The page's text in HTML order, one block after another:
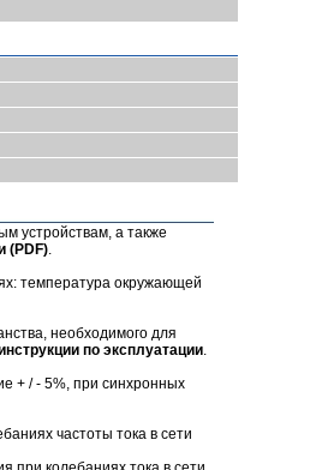
устройствам, а также
(РDF).
температура окружающей
необходимого для
по эксплуатации.
+ / - 5%, при синхронных
частоты тока в сети